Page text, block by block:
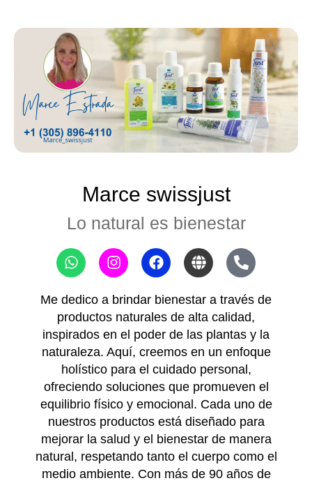
Marce swissjust
Lo natural es bienestar
Me dedico a brindar bienestar a través de
productos naturales de alta calidad,
inspirados en el poder de las plantas y la
naturaleza. Aquí, creemos en un enfoque
holístico para el cuidado personal,
ofreciendo soluciones que promueven el
equilibrio físico y emocional. Cada uno de
nuestros productos está diseñado para
mejorar la salud y el bienestar de manera
natural, respetando tanto el cuerpo como el
medio ambiente. Con más de 90 años de